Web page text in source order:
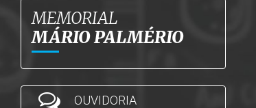
MEMORIAL
MÁRIO PALMÉRIO
OUVIDORIA